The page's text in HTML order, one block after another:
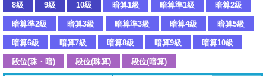
8級 9級 10級 暗算1級 暗算準1級 暗算2級
暗算準2級 暗算3級 暗算準3級 暗算4級 暗算5級
暗算6級 暗算7級 暗算8級 暗算9級 暗算10級
段位(珠・暗) 段位(珠算) 段位(暗算)